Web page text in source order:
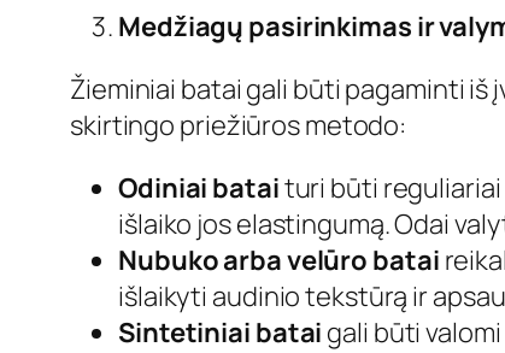
Medžiagų pasirinkimas ir
Žieminiai batai gali būti pagaminti iš
skirtingo priežiūros metodo:
Odiniai bataituri būti reguliariai
išlaiko jos elastingumą. Odai
Nubuko arba velūro batai
išlaikyti audinio tekstūrą ir
Sintetiniai batai gali būti